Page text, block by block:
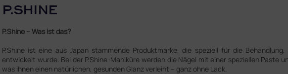
P.SHINE
P.Shine – Was ist das?
P.Shine ist eine aus Japan stammende Produktmarke, die speziell für die
entwickelt wurde. Bei der P.Shine-Maniküre werden die Nägel mit einer speziellen Paste
was ihnen einen natürlichen, gesunden Glanz verleiht – ganz ohne Lack.